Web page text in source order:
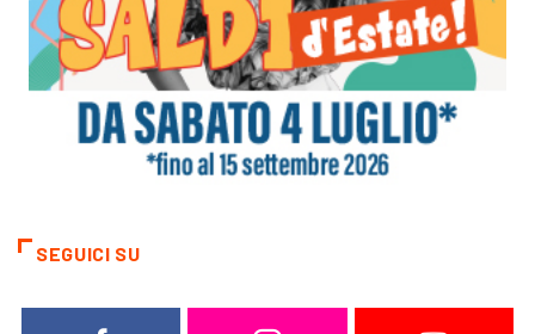
SEGUICI SU